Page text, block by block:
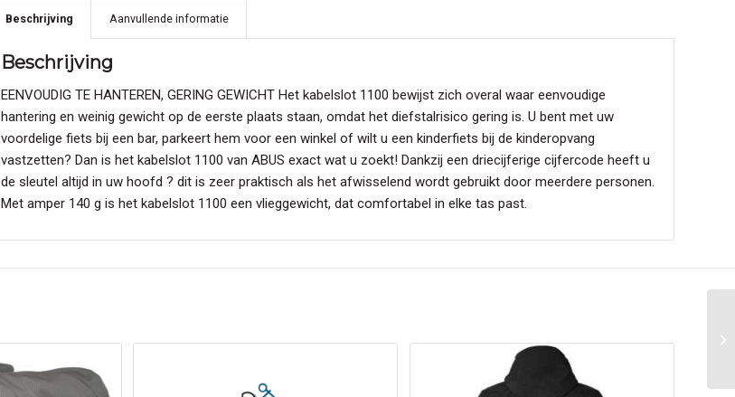
Beschrijving Aanvullende informatie
Beschrijving
EENVOUDIG TE HANTEREN, GERING GEWICHT Het kabelslot 1100 bewijst zich overal waar eenvoudige
hantering en weinig gewicht op de eerste plaats staan, omdat het diefstalrisico gering is. U bent met uw
voordelige fiets bij een bar, parkeert hem voor een winkel of wilt u een kinderfiets bij de kinderopvang
vastzetten? Dan is het kabelslot 1100 van ABUS exact wat u zoekt! Dankzij een driecijferige cijfercode heeft u
de sleutel altijd in uw hoofd ? dit is zeer praktisch als het afwisselend wordt gebruikt door meerdere personen.
Met amper 140 g is het kabelslot 1100 een vlieggewicht, dat comfortabel in elke tas past.